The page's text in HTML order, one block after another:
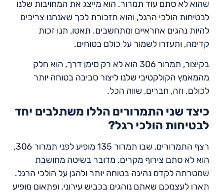
שהוא לא סתם עוד תמרור. הוא מייצג את המחויבות שלנו
לבטיחות הולכי הרגל, והוא תזכורת לכך שאנחנו צריכים
להיות נהגים אחראיים ומתחשבים. תאטו, תנו זכות
קדימה, ותעזרו לשמור על כולם בטוחים.
בקיצור, תמרור 306 הוא לא רק סימן דרך, הוא חלק
מהמאמץ הקולקטיבי שלנו ליצור סביבה בטוחה יותר
לכולם. וזה, חברים, שווה הכל.
כיצד שני התמרורים הללו משתלבים יחד
לבטיחות הולכי רגל?
רצף התמרורים, שבו תמרור 135 מופיע לפני תמרור 306,
הוא לא סתם צירוף מקרים. מדובר בשיטה מחושבת
שמטרתה לקדם נהיגה בטוחה יותר ולהגן על הולכי הרגל.
תארו לעצמכם שאתם נוהגים בכביש עירוני, ופתאום מופיע